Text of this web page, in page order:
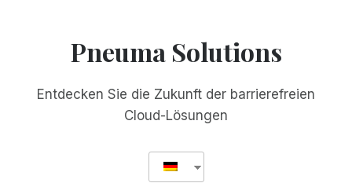
AWARD
Pneuma Solutions
Entdecken Sie die Zukunft der barrierefreien
Cloud-Lösungen